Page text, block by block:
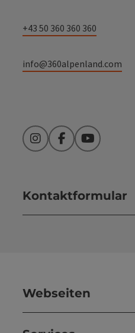
+43 50 360 360 360
info@360alpenland.com
InstagramFacebookYouTube
Kontaktformular
Webseiten